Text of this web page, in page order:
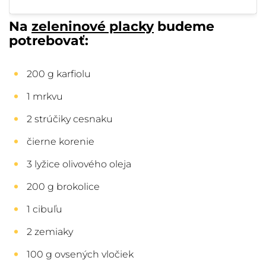
Na zeleninové plackybudeme
potrebovať:
200 g karfiolu
1 mrkvu
2 strúčiky cesnaku
čierne korenie
3 lyžice olivového oleja
200 g brokolice
1 cibuľu
2 zemiaky
100 g ovsených vločiek